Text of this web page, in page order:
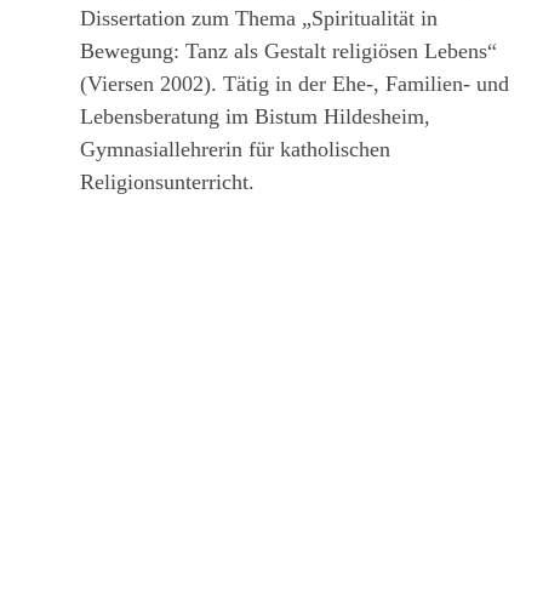
Dissertation zum Thema „Spiritualität in
Bewegung: Tanz als Gestalt religiösen Lebens“
(Viersen 2002). Tätig in der Ehe-, Familien- und
Lebensberatung im Bistum Hildesheim,
Gymnasiallehrerin für katholischen
Religionsunterricht.